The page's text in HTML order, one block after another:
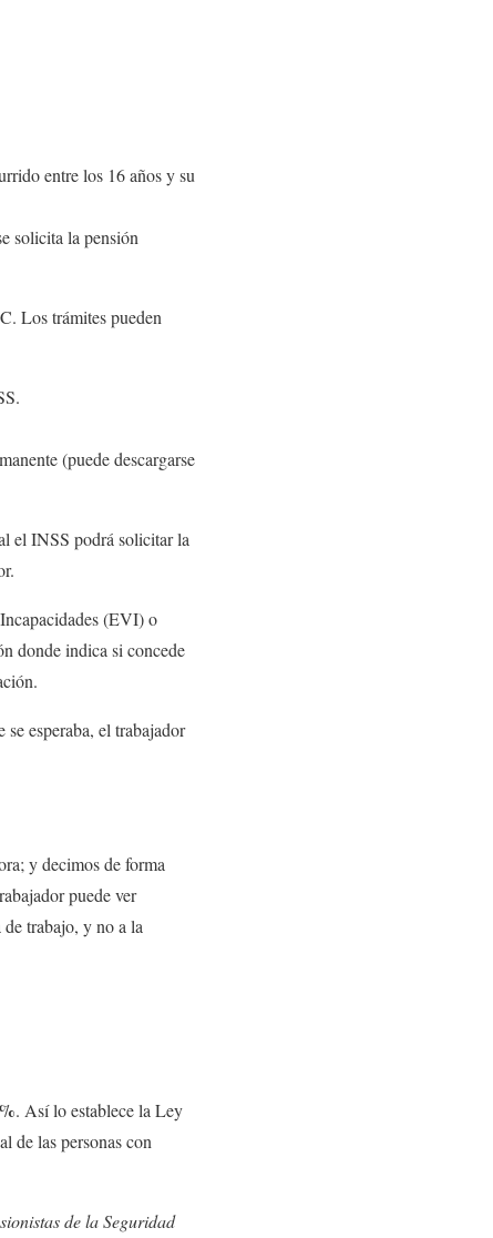
entre los 16 años y su
solicita la pensión
Los trámites pueden
(puede descargarse
el INSS podrá solicitar la
(EVI) o
donde indica si concede
esperaba, el trabajador
y decimos de forma
puede ver
trabajo, y no a la
. Así lo establece la Ley
de las personas con
de la Seguridad